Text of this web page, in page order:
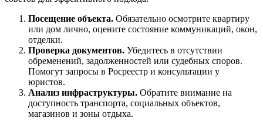
Посещение объекта. Обязательно осмотрите квартиру
или дом лично, оцените состояние коммуникаций, окон,
отделки.
Проверка документов. Убедитесь в отсутствии
обременений, задолженностей или судебных споров.
Помогут запросы в Росреестр и консультации у
юристов.
Анализ инфраструктуры. Обратите внимание на
доступность транспорта, социальных объектов,
магазинов и зоны отдыха.